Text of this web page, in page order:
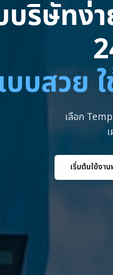
บริษัทง่
บสวย
เลือก
เริ่มต้นใช้งา